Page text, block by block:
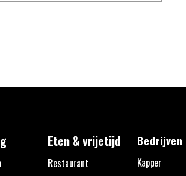
Eten & vrijetijd
Restaurant
Bedrijven
Kapper